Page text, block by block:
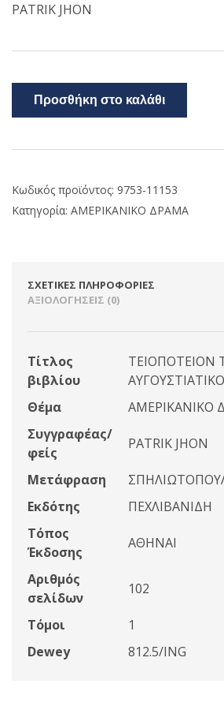
PATRIK JHON
Προσθήκη στο καλάθι
Κωδικός προϊόντος: 9753-11153
Κατηγορία: ΑΜΕΡΙΚΑΝΙΚΟ ΔΡΑΜΑ
ΣΧΕΤΙΚΈΣ ΠΛΗΡΟΦΟΡΊΕΣ
ΑΞΙΟΛΟΓΉΣΕΙΣ (0)
Τίτλος
βιβλίου
ΤΕΙΟΠΟΤΕΙΟΝ
Θέμα
ΑΜΕΡΙΚΑΝΙΚΟ
Συγγραφέας/
φείς
PATRIK JHON
Μετάφραση
Εκδότης
ΠΕΧΛΙΒΑΝΙΔΗ
Τόπος
Έκδοσης
ΑΘΗΝΑΙ
Αριθμός
σελίδων
102
Τόμοι
1
Dewey
812.5/ING